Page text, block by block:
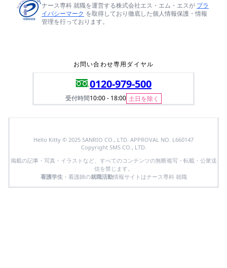
ナース専科 就職を運営する株式会社エス・エム・エスが プラ
イバシーマーク を取得しており徹底した個人情報保護・情報
管理を行っております。
お問い合わせ専用ダイヤル
0120-979-500
受付時間10:00 - 18:00 土日を除く
Hello Kitty © 2025 SANRIO CO., LTD. APPROVAL NO. L660147
Copyright SMS CO., LTD.
掲載の記事・写真・イラストなど、すべてのコンテンツの無断複写・転載・公衆送
信を禁じます。
看護学生 ・看護師の就職活動情報サイトはナース専科 就職